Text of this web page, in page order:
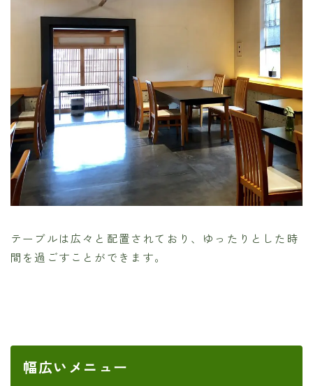
テーブルは広々と配置されており、ゆったりとした時
間を過ごすことができます。
幅広いメニュー